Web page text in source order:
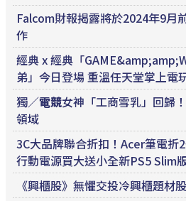
Falcom財報揭露將於2024年9月
作
經典 x 經典「
弟」今日登場 重溫任天堂掌上電
獨／電競女神「工商雪乳」回歸
領域
3C大品牌聯合折扣！Acer筆電折
行動電源買大送小全新PS5 Slim
《興櫃股》無懼交投冷興櫃題材